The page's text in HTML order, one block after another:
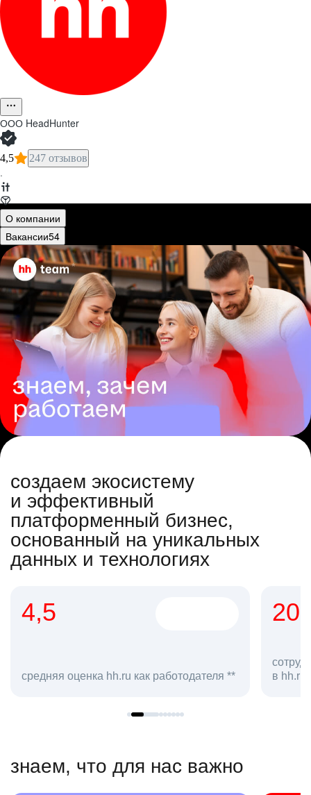
ООО HeadHunter
4,5 247 отзывов
·
О компании
Вакансии54
создаем экосистему
и эффективный
платформенный бизнес,
основанный на уникальных
данных и технологиях
4,5
средняя оценка hh.ru как работодателя **
в hh.ru
знаем, что для нас важно